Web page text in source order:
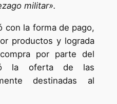
militar».
con la forma de pago,
productos y lograda
por parte del
la oferta de las
destinadas al